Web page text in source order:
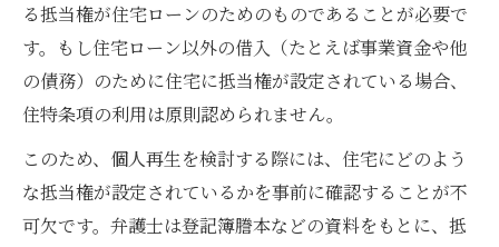
る抵当権が住宅ローンのためのものであることが必要で
す。もし住宅ローン以外の借入（たとえば事業資金や他
の債務）のために住宅に抵当権が設定されている場合、
住特条項の利用は原則認められません。
このため、個人再生を検討する際には、住宅にどのよう
な抵当権が設定されているかを事前に確認することが不
可欠です。弁護士は登記簿謄本などの資料をもとに、抵